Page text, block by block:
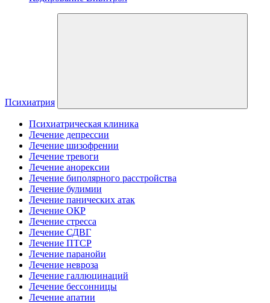
Психиатрия
Психиатрическая клиника
Лечение депрессии
Лечение шизофрении
Лечение тревоги
Лечение анорексии
Лечение биполярного расстройства
Лечение булимии
Лечение панических атак
Лечение ОКР
Лечение стресса
Лечение СДВГ
Лечение ПТСР
Лечение паранойи
Лечение невроза
Лечение галлюцинаций
Лечение бессонницы
Лечение апатии